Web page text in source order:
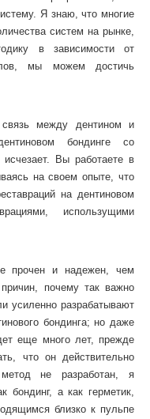
Я знаю, что многие
систем на рынке,
в зависимости от
мы можем достичь
связь между дентином и
бондинге со
Вы работаете в
на своем опыте, что
на дентиновом
использущими
прочен и надежен, чем
почему так важно
усиленно разрабатывают
бондинга; но даже
еще много лет, прежде
что он действительно
не разработан, я
бондинг, а как герметик,
близко к пульпе